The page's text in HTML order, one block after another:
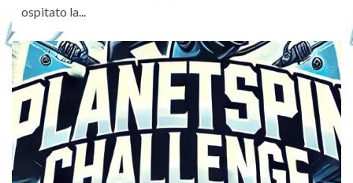
ospitato la...